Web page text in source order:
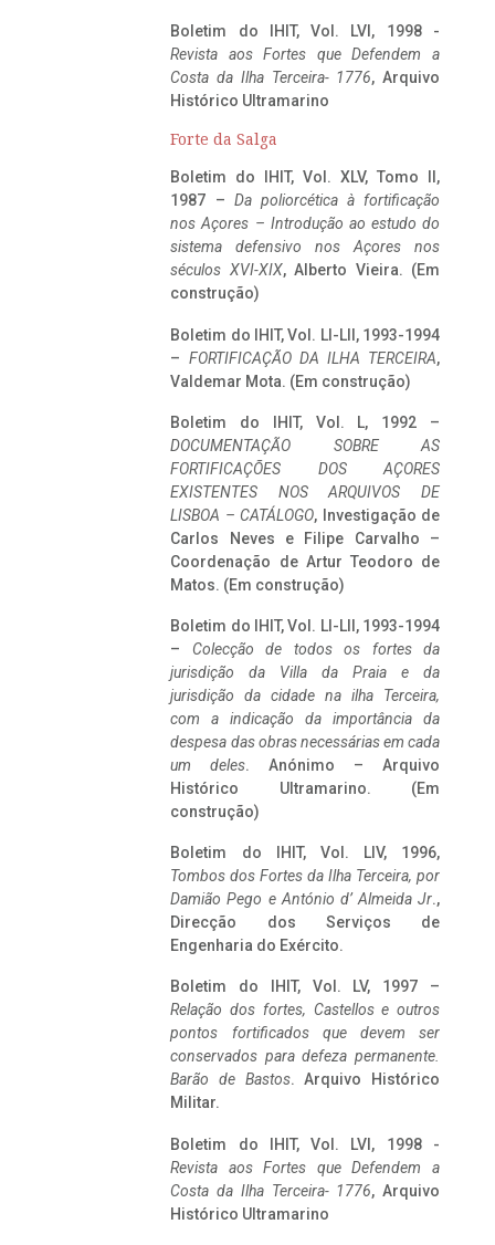
Boletim do IHIT, Vol. LVI, 1998 -
Revista aos Fortes que Defendem a
Costa da Ilha Terceira- 1776, Arquivo
Histórico Ultramarino
Forte da Salga
Boletim do IHIT, Vol. XLV, Tomo II,
1987 – Da poliorcética à fortificação
nos Açores – Introdução ao estudo do
sistema defensivo nos Açores nos
séculos XVI-XIX, Alberto Vieira. (Em
construção)
Boletim do IHIT, Vol. LI-LII, 1993-1994
– FORTIFICAÇÃO DA ILHA TERCEIRA,
Valdemar Mota. (Em construção)
Boletim do IHIT, Vol. L, 1992 –
DOCUMENTAÇÃO SOBRE AS
FORTIFICAÇÕES DOS AÇORES
EXISTENTES NOS ARQUIVOS DE
LISBOA – CATÁLOGO, Investigação de
Carlos Neves e Filipe Carvalho –
Coordenação de Artur Teodoro de
Matos. (Em construção)
Boletim do IHIT, Vol. LI-LII, 1993-1994
– Colecção de todos os fortes da
jurisdição da Villa da Praia e da
jurisdição da cidade na ilha Terceira,
com a indicação da importância da
despesa das obras necessárias em cada
um deles. Anónimo – Arquivo
Histórico Ultramarino. (Em
construção)
Boletim do IHIT, Vol. LIV, 1996,
Tombos dos Fortes da Ilha Terceira, por
Damião Pego e António d’ Almeida Jr.,
Direcção dos Serviços de
Engenharia do Exército.
Boletim do IHIT, Vol. LV, 1997 –
Relação dos fortes, Castellos e outros
pontos fortificados que devem ser
conservados para defeza permanente.
Barão de Bastos. Arquivo Histórico
Militar.
Boletim do IHIT, Vol. LVI, 1998 -
Revista aos Fortes que Defendem a
Costa da Ilha Terceira- 1776, Arquivo
Histórico Ultramarino